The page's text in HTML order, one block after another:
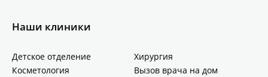
Наши клиники
Детское отделение
Хирургия
Косметология
Вызов врача на дом